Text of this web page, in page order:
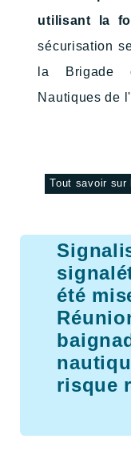
utilisant la
sécurisation
la Brigade
Nautiques de
Tout savoir
été
risque